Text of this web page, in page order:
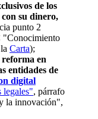
de los
con su dinero,
punto 2
"Conocimiento
Carta);
reforma en
entidades de
digital
legales", párrafo
la innovación",